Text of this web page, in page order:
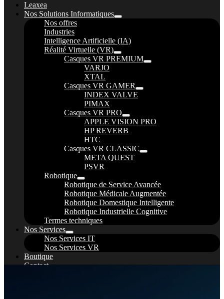
Leaxea
Nos Solutions Informatiques
Nos offres
Industries
Intelligence Artificielle (IA)
Réalité Virtuelle (VR)
Casques VR PREMIUM
VARJO
XTAL
Casques VR GAMER
INDEX VALVE
PIMAX
Casques VR PRO
APPLE VISION PRO
HP REVERB
HTC
Casques VR CLASSIC
META QUEST
PSVR
Robotique
Robotique de Service Avancée
Robotique Médicale Augmentée
Robotique Domestique Intelligente
Robotique Industrielle Cognitive
Termes techniques
Nos Services
Nos Services IT
Nos Services VR
Boutique
Contact